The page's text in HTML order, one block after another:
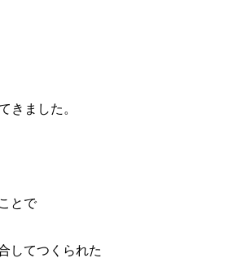
きました。
とで
してつくられた